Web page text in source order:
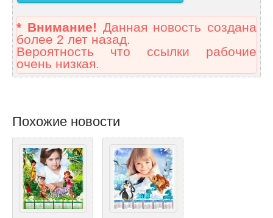
* Внимание! Данная новость создана
более 2 лет назад.
Вероятность что ссылки рабочие
очень низкая.
Похожие новости